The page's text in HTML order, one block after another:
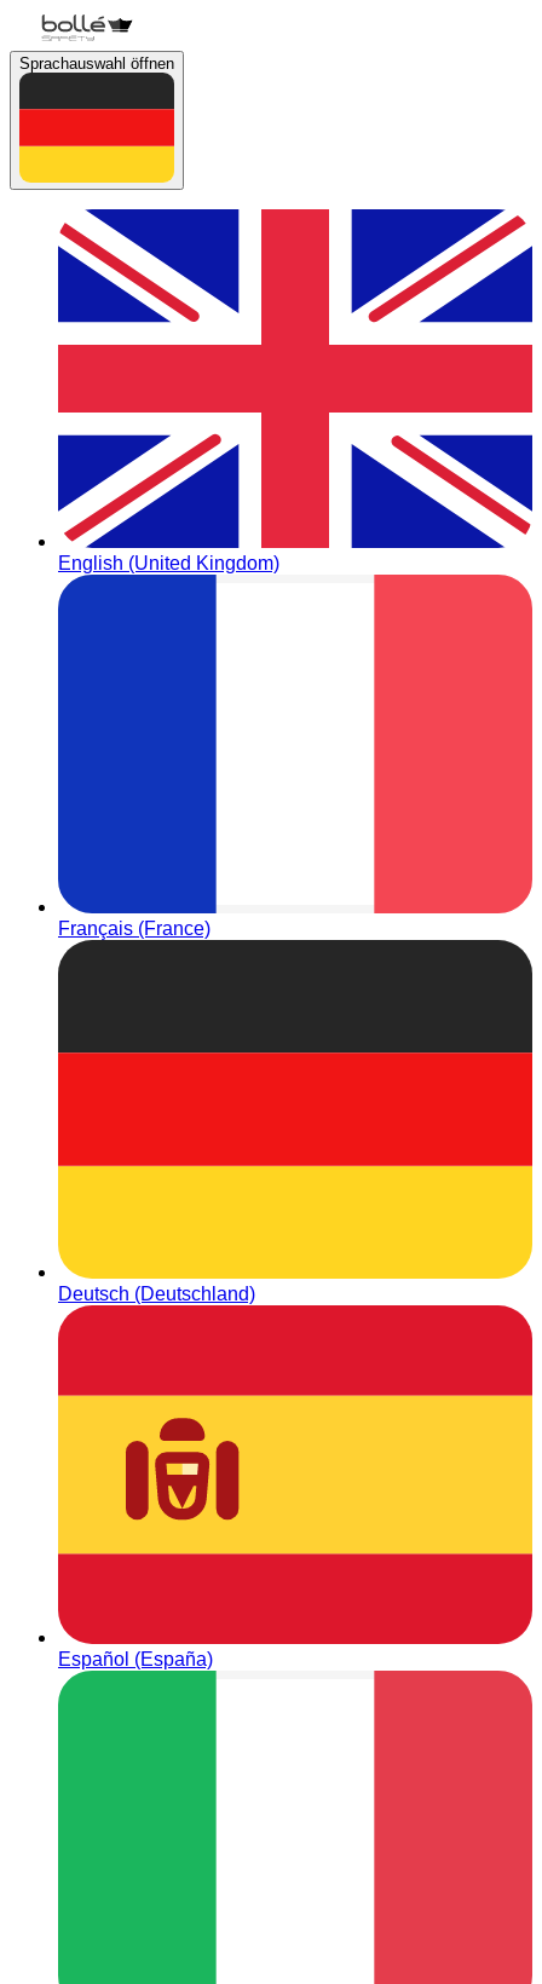
Sprachauswahl öffnen
English (United Kingdom)
Français (France)
Deutsch (Deutschland)
Español (España)